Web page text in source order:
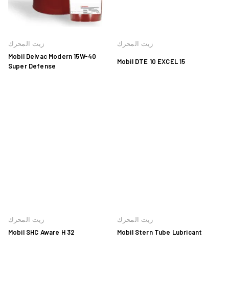
زيت المحرك
Mobil Delvac Modern 15W-40
Super Defense
زيت المحرك
Mobil DTE 10 EXCEL 15
زيت المحرك
Mobil SHC Aware H 32
زيت المحرك
Mobil Stern Tube Lubricant